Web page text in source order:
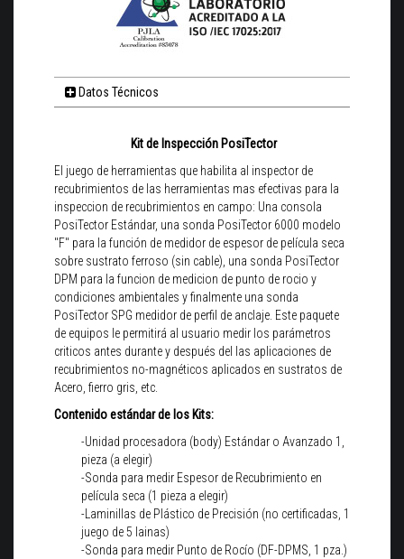
Datos Técnicos
Kit de Inspección PosiTector
El juego de herramientas que habilita al inspector de
recubrimientos de las herramientas mas efectivas para la
inspeccion de recubrimientos en campo: Una consola
PosiTector Estándar, una sonda PosiTector 6000 modelo
"F" para la función de medidor de espesor de película seca
sobre sustrato ferroso (sin cable), una sonda PosiTector
DPM para la funcion de medicion de punto de rocio y
condiciones ambientales y finalmente una sonda
PosiTector SPG medidor de perfil de anclaje. Este paquete
de equipos le permitirá al usuario medir los parámetros
criticos antes durante y después del las aplicaciones de
recubrimientos no-magnéticos aplicados en sustratos de
Acero, fierro gris, etc.
Contenido estándar de los Kits:
-Unidad procesadora (body) Estándar o Avanzado 1,
pieza (a elegir)
-Sonda para medir Espesor de Recubrimiento en
película seca (1 pieza a elegir)
-Laminillas de Plástico de Precisión (no certificadas, 1
juego de 5 lainas)
-Sonda para medir Punto de Rocío (DF-DPMS, 1 pza.)